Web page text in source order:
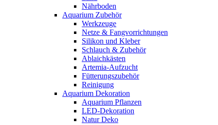
Nährboden
Aquarium Zubehör
Werkzeuge
Netze & Fangvorrichtungen
Silikon und Kleber
Schlauch & Zubehör
Ablaichkästen
Artemia-Aufzucht
Fütterungszubehör
Reinigung
Aquarium Dekoration
Aquarium Pflanzen
LED-Dekoration
Natur Deko